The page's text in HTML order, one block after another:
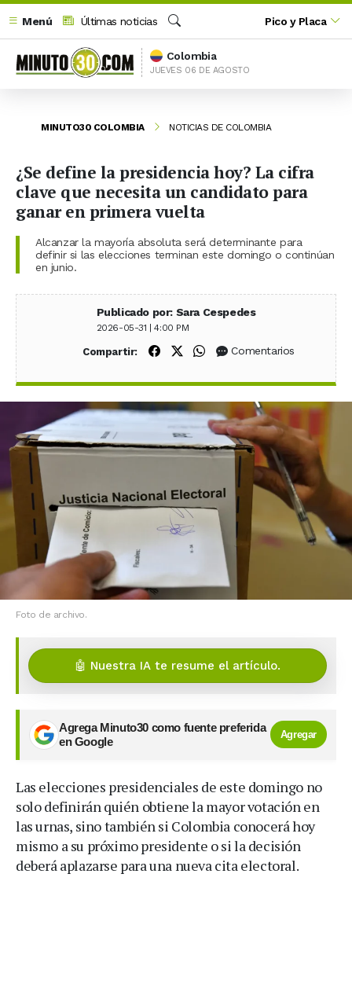
Menú
Últimas noticias
Buscar
Pico y Placa
Colombia
JUEVES 06 DE AGOSTO
MINUTO30 COLOMBIA NOTICIAS DE COLOMBIA
¿Se define la presidencia hoy? La cifra
clave que necesita un candidato para
ganar en primera vuelta
Alcanzar la mayoría absoluta será determinante para
definir si las elecciones terminan este domingo o continúan
en junio.
Publicado por: Sara Cespedes
2026-05-31 | 4:00 PM
Compartir: Compartir en Facebook
Compartir en X (Twitter)
Compartir en WhatsApp
Comentarios
Foto de archivo.
🤖 Nuestra IA te resume el artículo.
Agrega Minuto30 como fuente preferida
en Google
Agregar
Las elecciones presidenciales de este domingo no
solo definirán quién obtiene la mayor votación en
las urnas, sino también si Colombia conocerá hoy
mismo a su próximo presidente o si la decisión
deberá aplazarse para una nueva cita electoral.